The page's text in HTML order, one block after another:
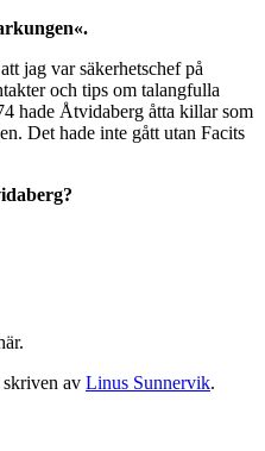
jag var säkerhetschef på
och tips om talangfulla
hade Åtvidaberg åtta killar som
Det hade inte gått utan Facits
av Linus Sunnervik.